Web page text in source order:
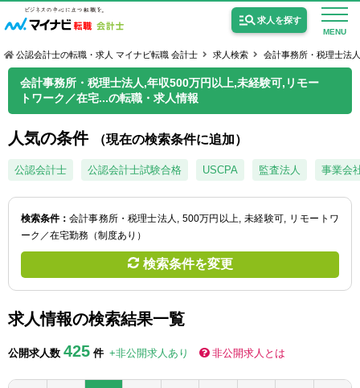
MENU
求人を探す
公認会計士試験合格向けの求人
公認会計士の転職・求人 マイナビ転職 会計士 求人検索 会計事務所・税理士法
会計事務所・税理士法人,年収500万円以上,未経験可,リモー
トワーク／在宅...の転職・求人情報
人気の条件 （現在の検索条件に追加）
公認会計士 公認会計士試験合格 USCPA 監査法人 事業会
検索条件： 会計事務所・税理士法人 500万円以上 未経験可
リモートワ
ーク／在宅勤務（制度あり）
検索条件を変更
求人情報の検索結果一覧
公開求人数 425 件 +非公開求人あり 非公開求人とは